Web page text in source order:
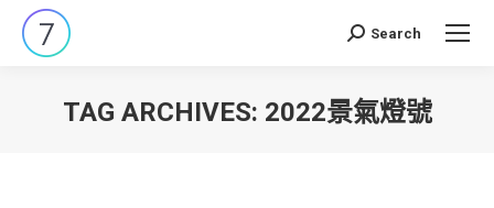
Search:
Search
TAG ARCHIVES: 2022景氣燈號